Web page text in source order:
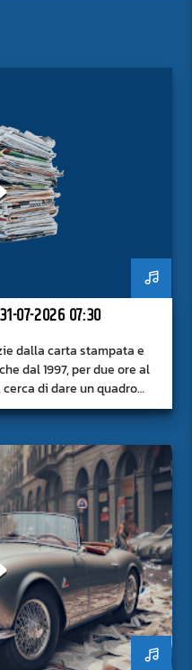
07-2026 07:30
dalla carta stampata e
dal 1997, per due ore al
di dare un quadro
senza fermarsi alla